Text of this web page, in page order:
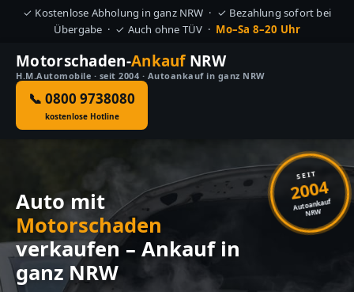
✓ Kostenlose Abholung in ganz NRW · ✓ Bezahlung sofort bei
Übergabe · ✓ Auch ohne TÜV · Mo–Sa 8–20 Uhr
Motorschaden-AnkaufNRW
H.M.Automobile · seit 2004 · Autoankauf in ganz NRW
📞 0800 9738080
kostenlose Hotline
SEIT
2004
Autoankauf
NRW
Auto mit
Motorschaden
verkaufen – Ankauf in
ganz NRW